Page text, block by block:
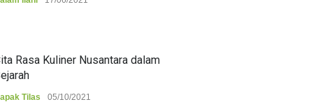
Rasa Kuliner Nusantara dalam
Tilas 05/10/2021